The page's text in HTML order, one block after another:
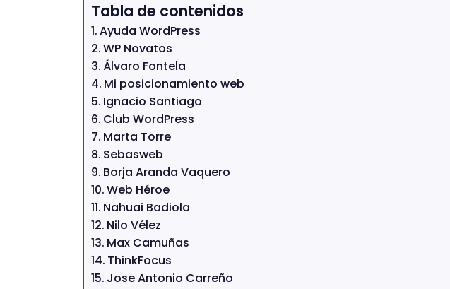
Tabla de contenidos
Ayuda WordPress
WP Novatos
Álvaro Fontela
Mi posicionamiento web
Ignacio Santiago
Club WordPress
Marta Torre
Sebasweb
Borja Aranda Vaquero
Web Héroe
Nahuai Badiola
Nilo Vélez
Max Camuñas
ThinkFocus
Jose Antonio Carreño